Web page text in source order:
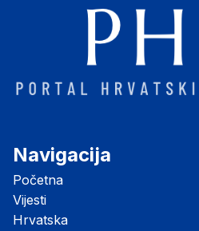
Navigacija
Početna
Vijesti
Hrvatska